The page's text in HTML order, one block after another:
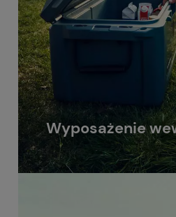
Wyposażenie